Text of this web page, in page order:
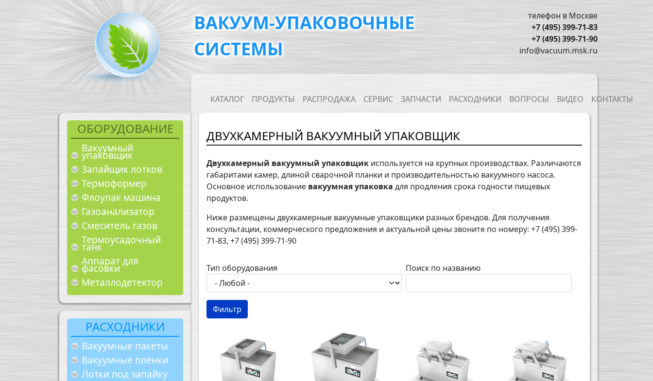
Перейти к основному содержанию
ВАКУУМ-УПАКОВОЧНЫЕ
СИСТЕМЫ
телефон в Москве
+7 (495) 399-71-83
+7 (495) 399-71-90
info@vacuum.msk.ru
ОБОРУДОВАНИЕ
Вакуумный
упаковщик
Запайщик лотков
Термоформер
Флоупак машина
Газоанализатор
Смеситель газов
Термоусадочный
танк
Аппарат для
фасовки
Металлодетектор
РАСХОДНИКИ
Вакуумные пакеты
Вакуумные плёнки
Лотки под запайку
Main navigation
КАТАЛОГ ПРОДУКТЫ РАСПРОДАЖА СЕРВИС ЗАПЧАСТИ РАСХОДНИКИ ВОПРОСЫ ВИДЕО КОНТАКТЫ
ДВУХКАМЕРНЫЙ ВАКУУМНЫЙ УПАКОВЩИК
Двухкамерный вакуумный упаковщик используется на крупных производствах. Различаются
габаритами камер, длиной сварочной планки и производительностью вакуумного насоса.
Основное использование вакуумная упаковка для продления срока годности пищевых
продуктов.
Ниже размещены двухкамерные вакуумные упаковщики разных брендов. Для получения
консультации, коммерческого предложения и актуальной цены звоните по номеру: +7 (495) 399-
71-83, +7 (495) 399-71-90
Тип оборудования Поиск по названию